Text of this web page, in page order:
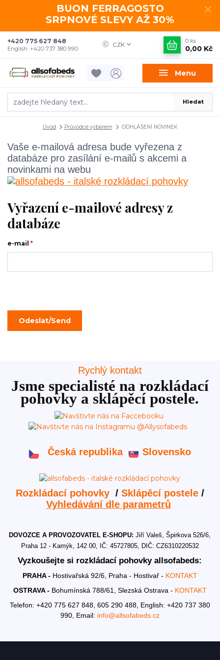
BUON FERRAGOSTO
SRPNOVÉ SLEVY AŽ 30%
Menu
CZK
Hledat
+420 775 627 848
English: +420 737 380 990
0 ks
0,00 Kč
Úvod Průvodce výběrem ODHLÁŠENÍ NOVINEK
Vaše e-mailová adresa bude vyřezena z
databáze pro zasílání e-mailů s akcemi a
novinkami na webu
Vyřazení e-mailové adresy z
databáze
e-mail *
Rychlý kontakt
Jsme specialisté na rozkládací
pohovky a sklápěcí postele.
Česká republika Slovensko
Rozkládací pohovky / Sklápěcí postele/
Vyhledávání dle parametrů
DOVOZCE A PROVOZOVATEL E-SHOPU:Jiří Valeš, Špirkova 526/6,
Praha 12 - Kamýk, 142 00, IČ: 45727805, DIČ: CZ6310220532
Vyzkoušejte si rozkládací pohovky allsofabeds:
PRAHA - Hostivařská 92/6, Praha - Hostivař - KONTAKT
OSTRAVA - Bohumínská 788/61, Slezská Ostrava - KONTAKT
Telefon: +420 775 627 848, 605 290 488, English: +420 737 380
990, Email: info@allsofabeds.cz